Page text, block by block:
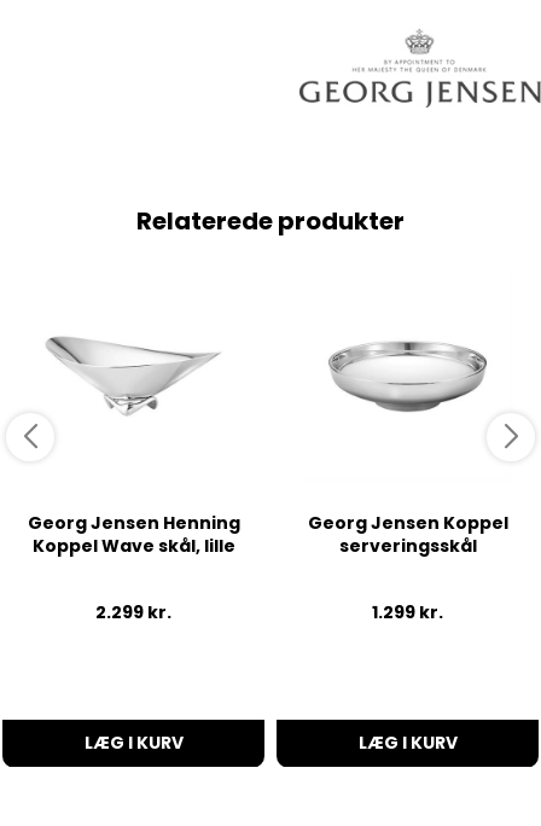
Relaterede produkter
Georg Jensen Henning
Koppel Wave skål, lille
2.299 kr.
LÆG I KURV
Georg Jensen Koppel
serveringsskål
1.299 kr.
LÆG I KURV